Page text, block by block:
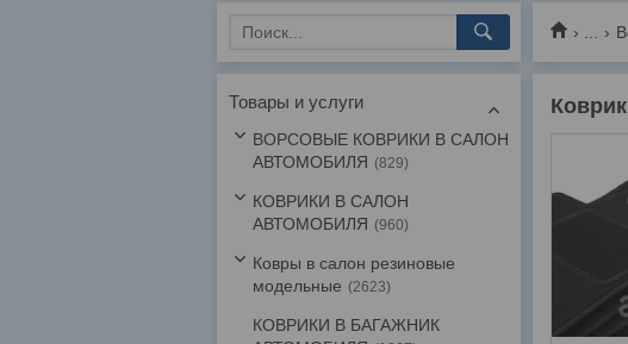
Товары и услуги
ВОРСОВЫЕ КОВРИКИ В САЛОН
АВТОМОБИЛЯ
829
КОВРИКИ В САЛОН
АВТОМОБИЛЯ
960
Ковры в салон резиновые
модельные
2623
КОВРИКИ В БАГАЖНИК